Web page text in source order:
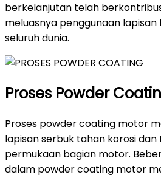
berkelanjutan telah
meluasnya penggunaan lapisan
seluruh dunia.
Proses Powder
Proses powder coating motor
lapisan serbuk tahan korosi dan
permukaan bagian motor.
dalam powder coating motor